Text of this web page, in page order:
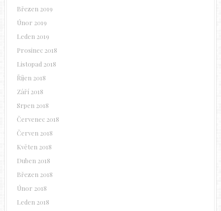
Březen 2019
Únor 2019
Leden 2019
Prosinec 2018
Listopad 2018
Říjen 2018
Září 2018
Srpen 2018
Červenec 2018
Červen 2018
Květen 2018
Duben 2018
Březen 2018
Únor 2018
Leden 2018